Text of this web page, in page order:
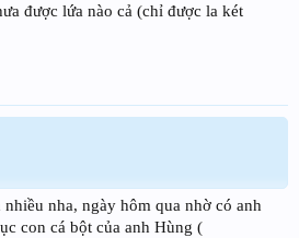
được lứa nào cả (chỉ được la két
nha, ngày hôm qua nhờ có anh
con cá bột của anh Hùng (